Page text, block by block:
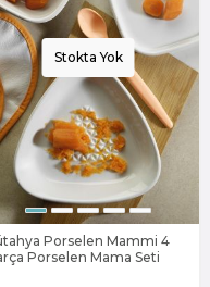
Stokta Yok
Porselen Mammi 4
Porselen Mama Seti